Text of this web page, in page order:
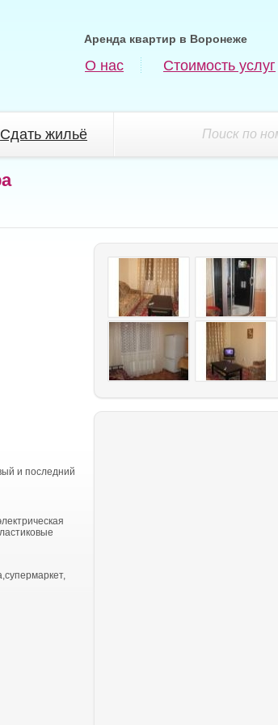
Аренда квартир в Воронеже
О нас Стоимость услуг
Поиск по
Сдать жильё
и последний